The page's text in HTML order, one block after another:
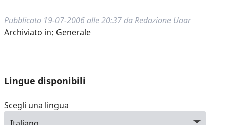
Pubblicato 19-07-2006 alle 20:37 da Redazione Uaar
Archiviato in: Generale
Lingue disponibili
Scegli una lingua